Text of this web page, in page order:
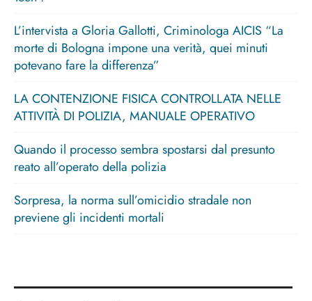
L’intervista a Gloria Gallotti, Criminologa AICIS “La
morte di Bologna impone una verità, quei minuti
potevano fare la differenza”
LA CONTENZIONE FISICA CONTROLLATA NELLE
ATTIVITÀ DI POLIZIA, MANUALE OPERATIVO
Quando il processo sembra spostarsi dal presunto
reato all’operato della polizia
Sorpresa, la norma sull’omicidio stradale non
previene gli incidenti mortali